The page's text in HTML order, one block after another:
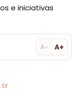
e iniciativas
A- A+